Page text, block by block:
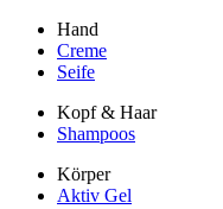
Hand
Creme
Seife
Kopf & Haar
Shampoos
Körper
Aktiv Gel